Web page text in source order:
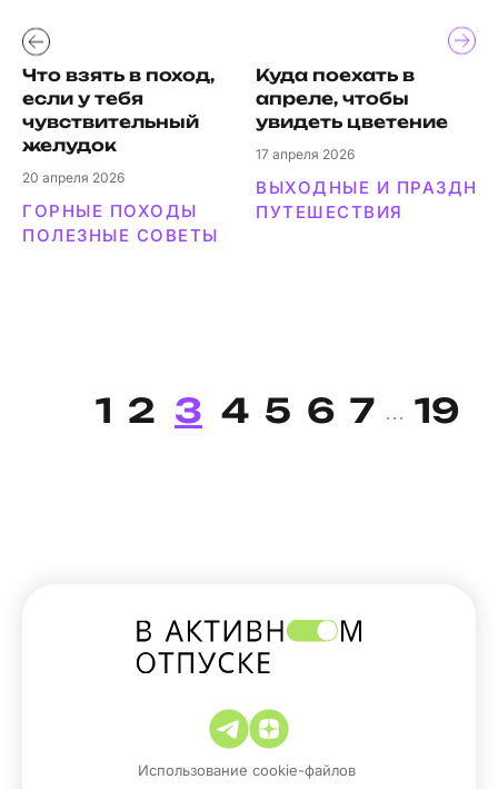
Что взять в поход,
если у тебя
чувствительный
желудок
20 апреля 2026
ГОРНЫЕ ПОХОДЫ
ПОЛЕЗНЫЕ СОВЕТЫ
Куда поехать в
апреле, чтобы
увидеть цветение
17 апреля 2026
ВЫХОДНЫЕ И
ПУТЕШЕСТВИЯ
1 2 3 4 5 6 7 ... 19
Использование cookie-файлов